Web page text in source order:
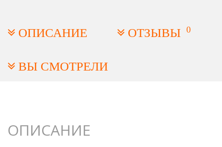
ОПИСАНИЕ ОТЗЫВЫ 0
ВЫ СМОТРЕЛИ
ОПИСАНИЕ